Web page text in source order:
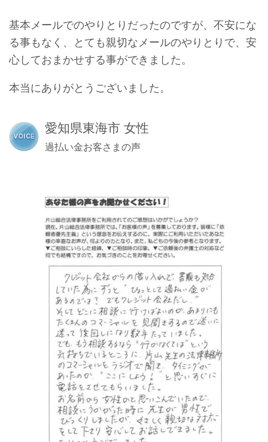
基本メールでのやりとりだったのですが、不安にな
る事もなく、とても親切なメールのやりとりで、安
心しておまかせする事ができました。
本当にありがとうございました。
愛知県東海市 女性
過払い金お客さまの声